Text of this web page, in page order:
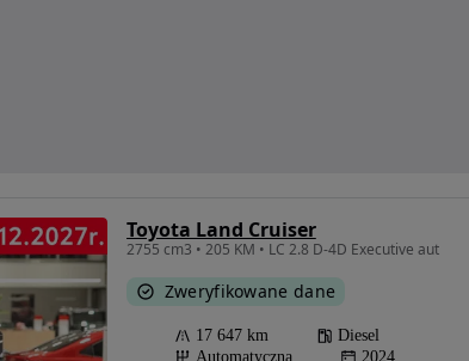
Toyota Land Cruiser
2755 cm3 • 205 KM • LC 2.8 D-4D Executive aut
Zweryfikowane dane
17 647 km
Diesel
Automatyczna
2024